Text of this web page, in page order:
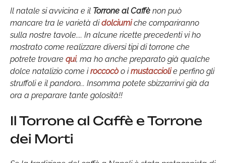
Il natale si avvicina e il Torrone al Caffè non può
mancare tra le varietà didolciumiche compariranno
sulla nostre tavole.... In alcune ricette precedenti vi ho
mostrato come realizzare diversi tipi di torrone che
potrete trovare qui, ma ho anche preparato già qualche
dolce natalizio come iroccocòo imustacciolie perfino gli
struffoli e il pandoro... Insomma potete sbizzarrirvi già da
ora a preparare tante golosità!!
Il Torrone al Caffè e Torrone
dei Morti